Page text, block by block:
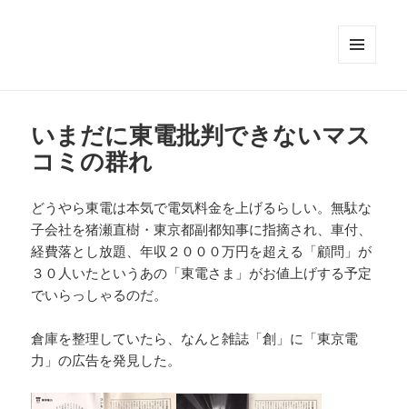
いまだに東電批判できないマス
コミの群れ
どうやら東電は本気で電気料金を上げるらしい。無駄な
子会社を猪瀬直樹・東京都副都知事に指摘され、車付、
経費落とし放題、年収２０００万円を超える「顧問」が
３０人いたというあの「東電さま」がお値上げする予定
でいらっしゃるのだ。
倉庫を整理していたら、なんと雑誌「創」に「東京電
力」の広告を発見した。